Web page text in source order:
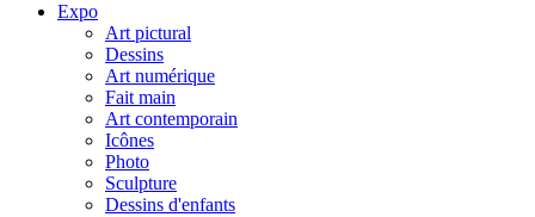
Expo
Art pictural
Dessins
Art numérique
Fait main
Art contemporain
Icônes
Photo
Sculpture
Dessins d'enfants